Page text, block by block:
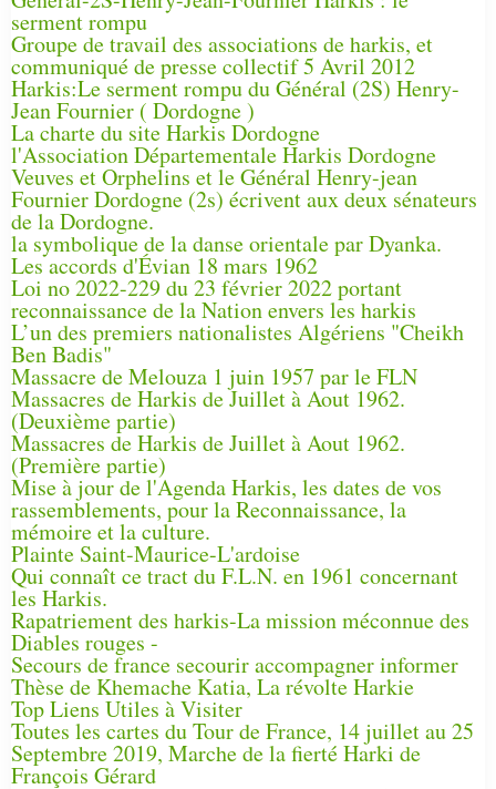
serment rompu
Groupe de travail des associations de harkis, et
communiqué de presse collectif 5 Avril 2012
Harkis:Le serment rompu du Général (2S) Henry-
Jean Fournier ( Dordogne )
La charte du site Harkis Dordogne
l'Association Départementale Harkis Dordogne
Veuves et Orphelins et le Général Henry-jean
Fournier Dordogne (2s) écrivent aux deux sénateurs
de la Dordogne.
la symbolique de la danse orientale par Dyanka.
Les accords d'Évian 18 mars 1962
Loi no 2022-229 du 23 février 2022 portant
reconnaissance de la Nation envers les harkis
L’un des premiers nationalistes Algériens "Cheikh
Ben Badis"
Massacre de Melouza 1 juin 1957 par le FLN
Massacres de Harkis de Juillet à Aout 1962.
(Deuxième partie)
Massacres de Harkis de Juillet à Aout 1962.
(Première partie)
Mise à jour de l'Agenda Harkis, les dates de vos
rassemblements, pour la Reconnaissance, la
mémoire et la culture.
Plainte Saint-Maurice-L'ardoise
Qui connaît ce tract du F.L.N. en 1961 concernant
les Harkis.
Rapatriement des harkis-La mission méconnue des
Diables rouges -
Secours de france secourir accompagner informer
Thèse de Khemache Katia, La révolte Harkie
Top Liens Utiles à Visiter
Toutes les cartes du Tour de France, 14 juillet au 25
Septembre 2019, Marche de la fierté Harki de
François Gérard